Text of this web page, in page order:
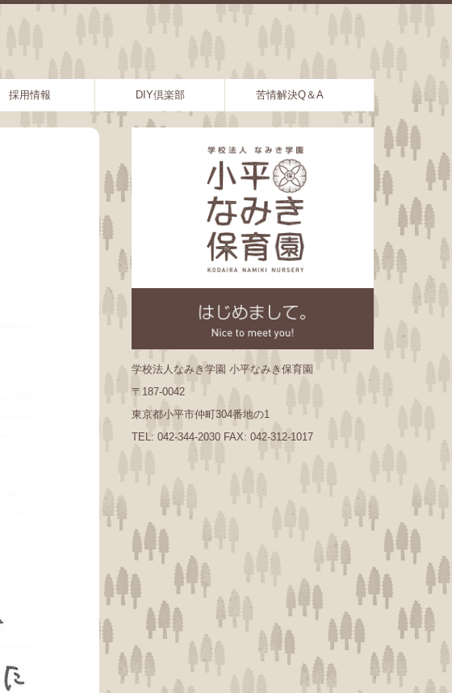
採用情報 DIY倶楽部 苦情解決Q＆A
学校法人なみき学園 小平なみき保育園
〒187-0042
東京都小平市仲町304番地の1
TEL: 042-344-2030 FAX: 042-312-1017